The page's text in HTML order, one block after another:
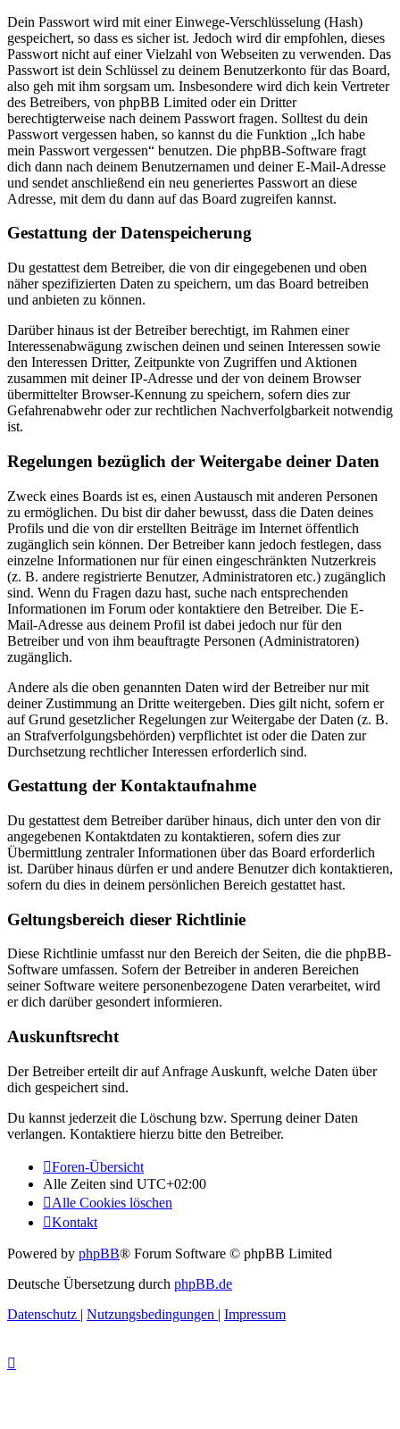
Dein Passwort wird mit einer Einwege-Verschlüsselung (Hash)
gespeichert, so dass es sicher ist. Jedoch wird dir empfohlen, dieses
Passwort nicht auf einer Vielzahl von Webseiten zu verwenden. Das
Passwort ist dein Schlüssel zu deinem Benutzerkonto für das Board,
also geh mit ihm sorgsam um. Insbesondere wird dich kein Vertreter
des Betreibers, von phpBB Limited oder ein Dritter
berechtigterweise nach deinem Passwort fragen. Solltest du dein
Passwort vergessen haben, so kannst du die Funktion „Ich habe
mein Passwort vergessen“ benutzen. Die phpBB-Software fragt
dich dann nach deinem Benutzernamen und deiner E-Mail-Adresse
und sendet anschließend ein neu generiertes Passwort an diese
Adresse, mit dem du dann auf das Board zugreifen kannst.
Gestattung der Datenspeicherung
Du gestattest dem Betreiber, die von dir eingegebenen und oben
näher spezifizierten Daten zu speichern, um das Board betreiben
und anbieten zu können.
Darüber hinaus ist der Betreiber berechtigt, im Rahmen einer
Interessenabwägung zwischen deinen und seinen Interessen sowie
den Interessen Dritter, Zeitpunkte von Zugriffen und Aktionen
zusammen mit deiner IP-Adresse und der von deinem Browser
übermittelter Browser-Kennung zu speichern, sofern dies zur
Gefahrenabwehr oder zur rechtlichen Nachverfolgbarkeit notwendig
ist.
Regelungen bezüglich der Weitergabe deiner Daten
Zweck eines Boards ist es, einen Austausch mit anderen Personen
zu ermöglichen. Du bist dir daher bewusst, dass die Daten deines
Profils und die von dir erstellten Beiträge im Internet öffentlich
zugänglich sein können. Der Betreiber kann jedoch festlegen, dass
einzelne Informationen nur für einen eingeschränkten Nutzerkreis
(z. B. andere registrierte Benutzer, Administratoren etc.) zugänglich
sind. Wenn du Fragen dazu hast, suche nach entsprechenden
Informationen im Forum oder kontaktiere den Betreiber. Die E-
Mail-Adresse aus deinem Profil ist dabei jedoch nur für den
Betreiber und von ihm beauftragte Personen (Administratoren)
zugänglich.
Andere als die oben genannten Daten wird der Betreiber nur mit
deiner Zustimmung an Dritte weitergeben. Dies gilt nicht, sofern er
auf Grund gesetzlicher Regelungen zur Weitergabe der Daten (z. B.
an Strafverfolgungsbehörden) verpflichtet ist oder die Daten zur
Durchsetzung rechtlicher Interessen erforderlich sind.
Gestattung der Kontaktaufnahme
Du gestattest dem Betreiber darüber hinaus, dich unter den von dir
angegebenen Kontaktdaten zu kontaktieren, sofern dies zur
Übermittlung zentraler Informationen über das Board erforderlich
ist. Darüber hinaus dürfen er und andere Benutzer dich kontaktieren,
sofern du dies in deinem persönlichen Bereich gestattet hast.
Geltungsbereich dieser Richtlinie
Diese Richtlinie umfasst nur den Bereich der Seiten, die die phpBB-
Software umfassen. Sofern der Betreiber in anderen Bereichen
seiner Software weitere personenbezogene Daten verarbeitet, wird
er dich darüber gesondert informieren.
Auskunftsrecht
Der Betreiber erteilt dir auf Anfrage Auskunft, welche Daten über
dich gespeichert sind.
Du kannst jederzeit die Löschung bzw. Sperrung deiner Daten
verlangen. Kontaktiere hierzu bitte den Betreiber.
Foren-Übersicht
Alle Zeiten sind UTC+02:00
Alle Cookies löschen
Kontakt
Powered by phpBB® Forum Software © phpBB Limited
Deutsche Übersetzung durch phpBB.de
Datenschutz | Nutzungsbedingungen | Impressum